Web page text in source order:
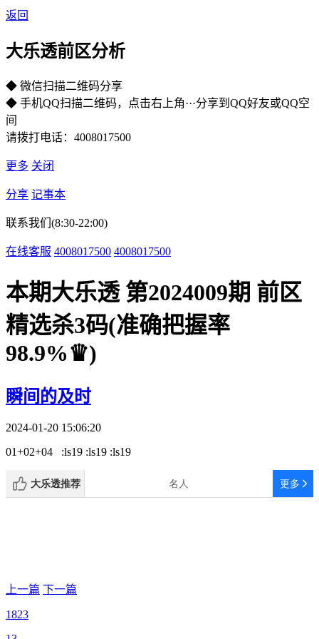
返回
大乐透前区分析
◆ 微信扫描二维码分享
◆ 手机QQ扫描二维码，点击右上角···分享到QQ好友或QQ空
间
请拨打电话：4008017500
更多 关闭
分享 记事本
联系我们(8:30-22:00)
在线客服 4008017500 4008017500
本期大乐透 第2024009期 前区
精选杀3码(准确把握率
98.9%♛)
瞬间的及时
2024-01-20 15:06:20
01+02+04 :ls19 :ls19 :ls19
上一篇 下一篇
1823